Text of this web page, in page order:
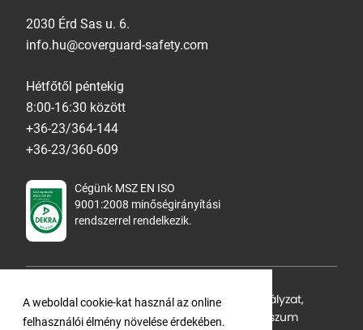
A weboldal cookie-kat használ az online
felhasználói élmény növelése érdekében.
2030 Érd Sas u. 6.
info.hu@coverguard-safety.com
Hétfőtől péntekig
8:00-16:30 között
+36-23/364-144
+36-23/360-609
Cégünk MSZ EN ISO
9001:2008 minőségirányítási
rendszerrel rendelkezik.
Adatvédelmi tájékoztató,Cookie Szabályzat,
Felhasználási feltételek,ÁSZF Impresszum